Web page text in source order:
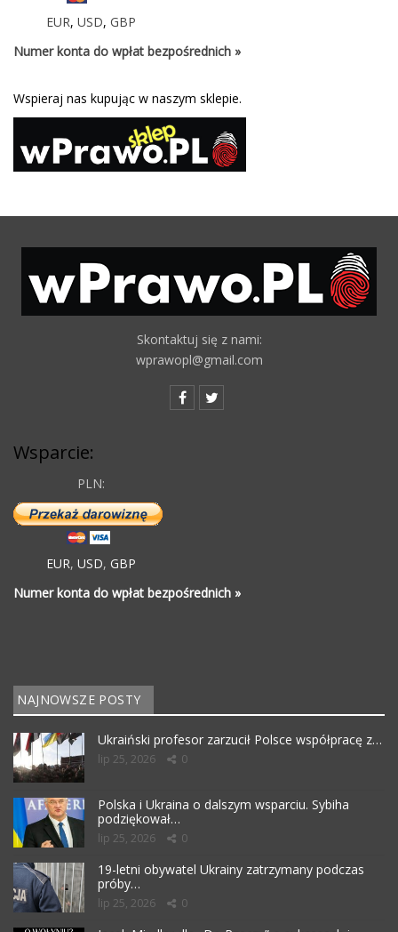
EUR, USD, GBP
Numer konta do wpłat bezpośrednich »
Wspieraj nas kupując w naszym sklepie.
Skontaktuj się z nami:
wprawopl@gmail.com
Wsparcie:
PLN:
EUR, USD, GBP
Numer konta do wpłat bezpośrednich »
NAJNOWSZE POSTY
Ukraiński profesor zarzucił Polsce współpracę z…
lip 25, 2026 0
Polska i Ukraina o dalszym wsparciu. Sybiha
podziękował…
lip 25, 2026 0
19-letni obywatel Ukrainy zatrzymany podczas
próby…
lip 25, 2026 0